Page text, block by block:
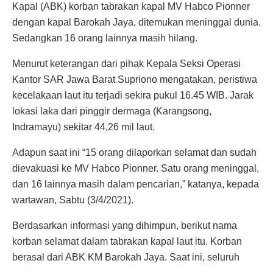
Kapal (ABK) korban tabrakan kapal MV Habco Pionner
dengan kapal Barokah Jaya, ditemukan meninggal dunia.
Sedangkan 16 orang lainnya masih hilang.
Menurut keterangan dari pihak Kepala Seksi Operasi
Kantor SAR Jawa Barat Supriono mengatakan, peristiwa
kecelakaan laut itu terjadi sekira pukul 16.45 WIB. Jarak
lokasi laka dari pinggir dermaga (Karangsong,
Indramayu) sekitar 44,26 mil laut.
Adapun saat ini “15 orang dilaporkan selamat dan sudah
dievakuasi ke MV Habco Pionner. Satu orang meninggal,
dan 16 lainnya masih dalam pencarian,” katanya, kepada
wartawan, Sabtu (3/4/2021).
Berdasarkan informasi yang dihimpun, berikut nama
korban selamat dalam tabrakan kapal laut itu. Korban
berasal dari ABK KM Barokah Jaya. Saat ini, seluruh